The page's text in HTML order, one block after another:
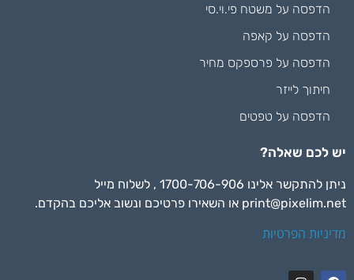
הדפסה על משטח פי.וי.סי
הדפסה על קאפה
הדפסה על פרספקס מחיר
חיתוך לייזר
הדפסה על טפטים
יש לכם שאלה?
ניתן להתקשר אלינו 1700-706-906 , לשלוח מייל
print@pixelim.net או השאירו פרטיכם ונשוב אליכם בהקדם.
מדיניות הפרטיות